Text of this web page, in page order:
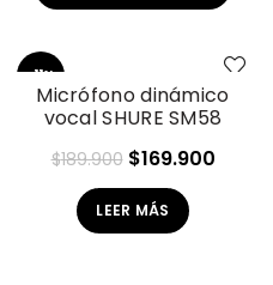
-11%
SOL
Micrófono dinámico
vocal SHURE SM58
$189.900 El
precio
original
$169.900El
LEER MÁS